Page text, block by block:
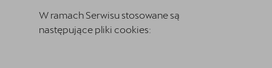
W ramach Serwisu stosowane są
następujące pliki cookies: